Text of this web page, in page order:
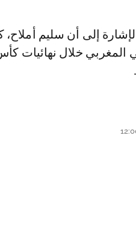
إلى أن سليم
المغربي خلال نهائيات